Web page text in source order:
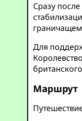
Сразу
Для
Маршрут